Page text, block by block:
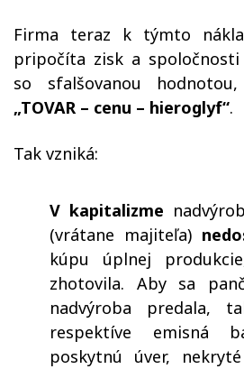
Firma teraz k týmto
pripočíta zisk a
so sfalšovanou
„TOVAR – cenu – hieroglyf“.
Tak vzniká:
V kapitalizme
(vrátane majiteľa)
kúpu úplnej
zhotovila. Aby sa
nadvýroba predala,
respektíve emisná
poskytnú úver,